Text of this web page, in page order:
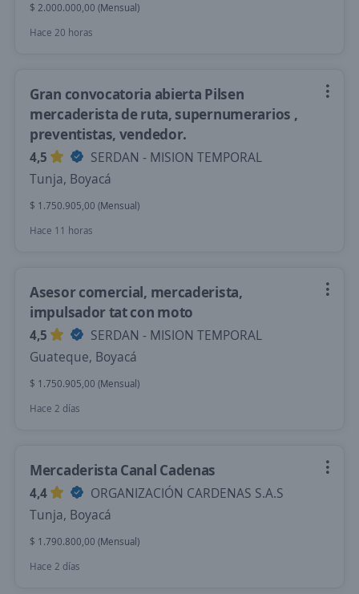
$ 2.000.000,00 (Mensual)
Hace 20 horas
Gran convocatoria abierta Pilsen
mercaderista de ruta, supernumerarios ,
preventistas, vendedor.
4,5
SERDAN - MISION TEMPORAL
Tunja, Boyacá
$ 1.750.905,00 (Mensual)
Hace 11 horas
Asesor comercial, mercaderista,
impulsador tat con moto
4,5
SERDAN - MISION TEMPORAL
Guateque, Boyacá
$ 1.750.905,00 (Mensual)
Hace 2 días
Mercaderista Canal Cadenas
4,4
ORGANIZACIÓN CARDENAS S.A.S
Tunja, Boyacá
$ 1.790.800,00 (Mensual)
Hace 2 días